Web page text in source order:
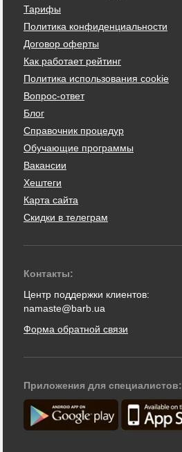
Тарифы
Политика конфиденциальности
Договор оферты
Как работает рейтинг
Политика использования cookie
Вопрос-ответ
Блог
Справочник процедур
Обучающие программы
Вакансии
Хештеги
Карта сайта
Скидки в телеграм
Контакты:
Центр поддержки клиентов:
namaste@barb.ua
Форма обратной связи
Приложения для специалистов: